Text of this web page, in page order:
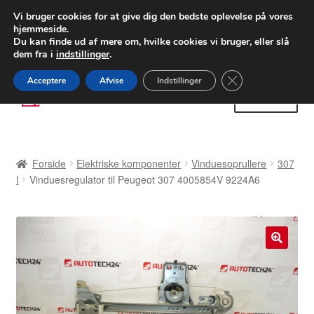
LEVERING fra 55 kr.
FEDEX verdensomspændende forsendelse
80 82 72 02
Spring
til
Spring
til
Betalinger
Klageprocedure
Forside Elektriske komponenter Vinduesoprullere
307
I
Vinduesregulator til Peugeot 307 4005854V 9224A6
Vi bruger cookies for at give dig den bedste oplevelse på vores
hjemmeside.
Du kan finde ud af mere om, hvilke cookies vi bruger, eller slå
dem fra i indstillinger.
Acceptere Afvise Indstillinger Close GDPR